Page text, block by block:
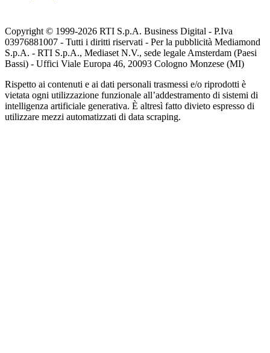
Copyright © 1999-2026 RTI S.p.A. Business Digital - P.Iva
03976881007 - Tutti i diritti riservati - Per la pubblicità Mediamond
S.p.A. - RTI S.p.A., Mediaset N.V., sede legale Amsterdam (Paesi
Bassi) - Uffici Viale Europa 46, 20093 Cologno Monzese (MI)
Rispetto ai contenuti e ai dati personali trasmessi e/o riprodotti è
vietata ogni utilizzazione funzionale all’addestramento di sistemi di
intelligenza artificiale generativa. È altresì fatto divieto espresso di
utilizzare mezzi automatizzati di data scraping.